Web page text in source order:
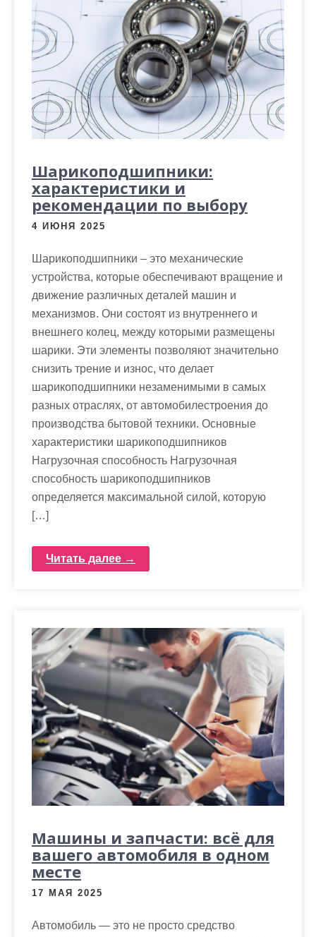
Шарикоподшипники:
характеристики и
рекомендации по выбору
4 ИЮНЯ 2025
Шарикоподшипники – это механические
устройства, которые обеспечивают вращение и
движение различных деталей машин и
механизмов. Они состоят из внутреннего и
внешнего колец, между которыми размещены
шарики. Эти элементы позволяют значительно
снизить трение и износ, что делает
шарикоподшипники незаменимыми в самых
разных отраслях, от автомобилестроения до
производства бытовой техники. Основные
характеристики шарикоподшипников
Нагрузочная способность Нагрузочная
способность шарикоподшипников
определяется максимальной силой, которую
[…]
Читать далее →
Машины и запчасти: всё для
вашего автомобиля в одном
месте
17 МАЯ 2025
Автомобиль — это не просто средство